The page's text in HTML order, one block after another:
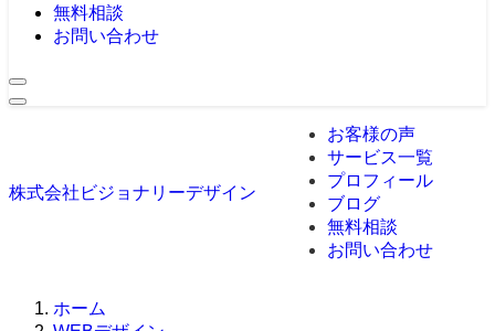
無料相談
お問い合わせ
株式会社ビジョナリーデザイン
お客様の声
サービス一覧
プロフィール
ブログ
無料相談
お問い合わせ
ホーム